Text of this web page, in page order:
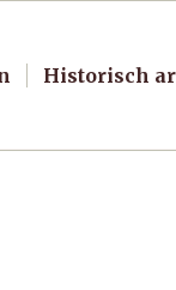
Historisch